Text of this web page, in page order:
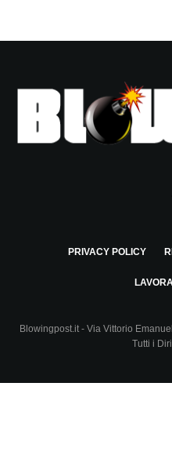
PRIVACY POLICY
Blowingpost.it - Via Vittorio
Tutti i